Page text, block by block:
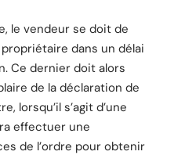
le vendeur se doit de
dans un délai
Ce dernier doit alors
de la déclaration de
lorsqu’il s’agit d’une
effectuer une
de l’ordre pour obtenir